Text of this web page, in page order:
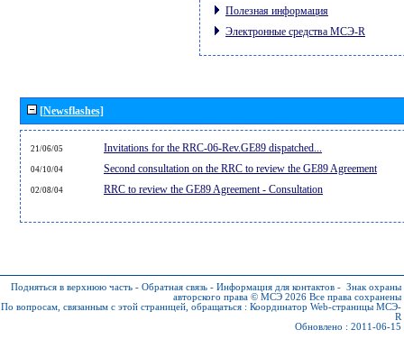
Полезная информация
Электронные средства МСЭ-R
[Newsflashes]
21/06/05 Invitations for the RRC-06-Rev.GE89 dispatched...
04/10/04 Second consultation on the RRC to review the GE89 Agreement
02/08/04 RRC to review the GE89 Agreement - Consultation
Подняться в верхнюю часть - Обратная связь - Информация для контактов - Знак охраны
авторского права © МСЭ 2026 Все права сохранены
По вопросам, связанным с этой страницей, обращаться : Координатор Web-страницы МСЭ-
R
Обновлено : 2011-06-15